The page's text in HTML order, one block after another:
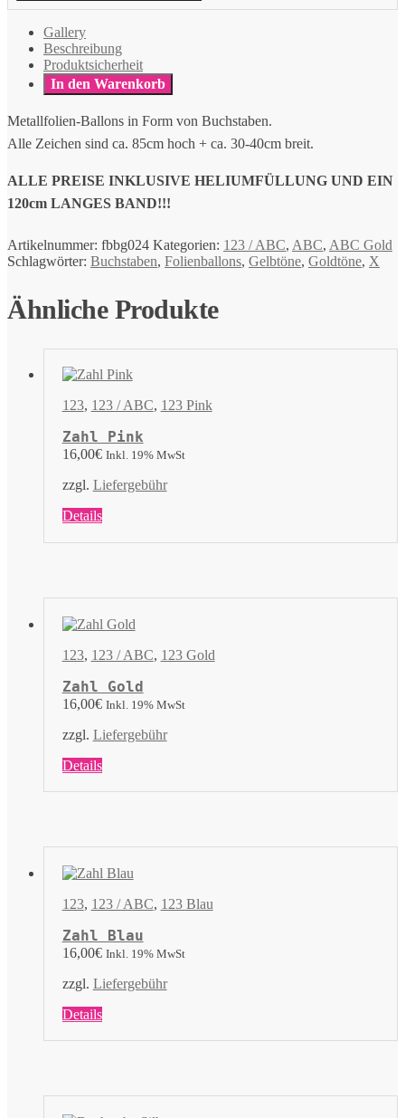
Gallery
Beschreibung
Produktsicherheit
In den Warenkorb
Metallfolien-Ballons in Form von Buchstaben.
Alle Zeichen sind ca. 85cm hoch + ca. 30-40cm breit.
ALLE PREISE INKLUSIVE HELIUMFÜLLUNG UND EIN
120cm LANGES BAND!!!
Artikelnummer: fbbg024 Kategorien: 123 / ABC, ABC, ABC Gold
Schlagwörter: Buchstaben, Folienballons, Gelbtöne, Goldtöne, X
Ähnliche Produkte
123, 123 / ABC, 123 Pink
Zahl Pink
16,00€ Inkl. 19% MwSt
zzgl. Liefergebühr
DetailsDieses
weist
auf.
Optionen
auf
der
Produktseite
gewählt
werden
123, 123 / ABC, 123 Gold
Zahl Gold
16,00€ Inkl. 19% MwSt
zzgl. Liefergebühr
DetailsDieses
weist
auf.
Optionen
auf
der
Produktseite
gewählt
werden
123, 123 / ABC, 123 Blau
Zahl Blau
16,00€ Inkl. 19% MwSt
zzgl. Liefergebühr
DetailsDieses
weist
auf.